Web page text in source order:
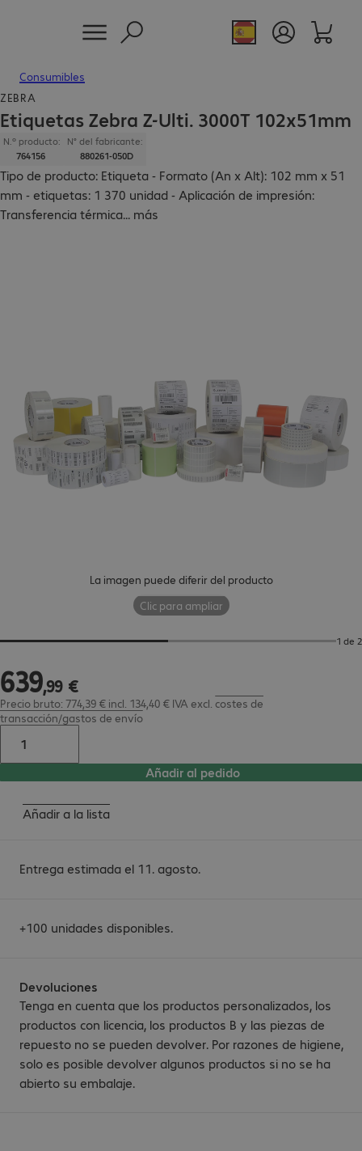
Consumibles
La imagen puede diferir del producto
Clic para ampliar
1 de 2
ZEBRA
Etiquetas Zebra Z-Ulti. 3000T 102x51mm
N.º producto:
764156
N° del fabricante:
880261-050D
Tipo de producto: Etiqueta - Formato (An x Alt): 102 mm x 51
mm - etiquetas: 1 370 unidad - Aplicación de impresión:
Transferencia térmica... más
639,99 €
639,99 €
Precio bruto: 774,39 € incl. 134,40 € IVA excl. costes de
transacción/gastos de envío
Añadir al pedido
Añadir a la lista
Entrega estimada el 11. agosto.
+100 unidades disponibles.
Devoluciones
Tenga en cuenta que los productos personalizados, los
productos con licencia, los productos B y las piezas de
repuesto no se pueden devolver. Por razones de higiene,
solo es posible devolver algunos productos si no se ha
abierto su embalaje.